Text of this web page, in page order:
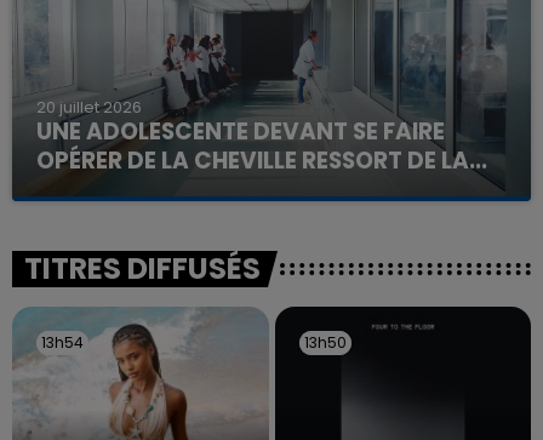
20 juillet 2026
UNE ADOLESCENTE DEVANT SE FAIRE
OPÉRER DE LA CHEVILLE RESSORT DE LA...
La famille a porté plainte contre la clinique qui a
excuses.
TITRES DIFFUSÉS
13h54
13h54 13h50
13h50